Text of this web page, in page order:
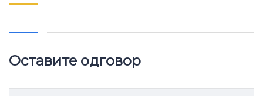
Оставите одговор